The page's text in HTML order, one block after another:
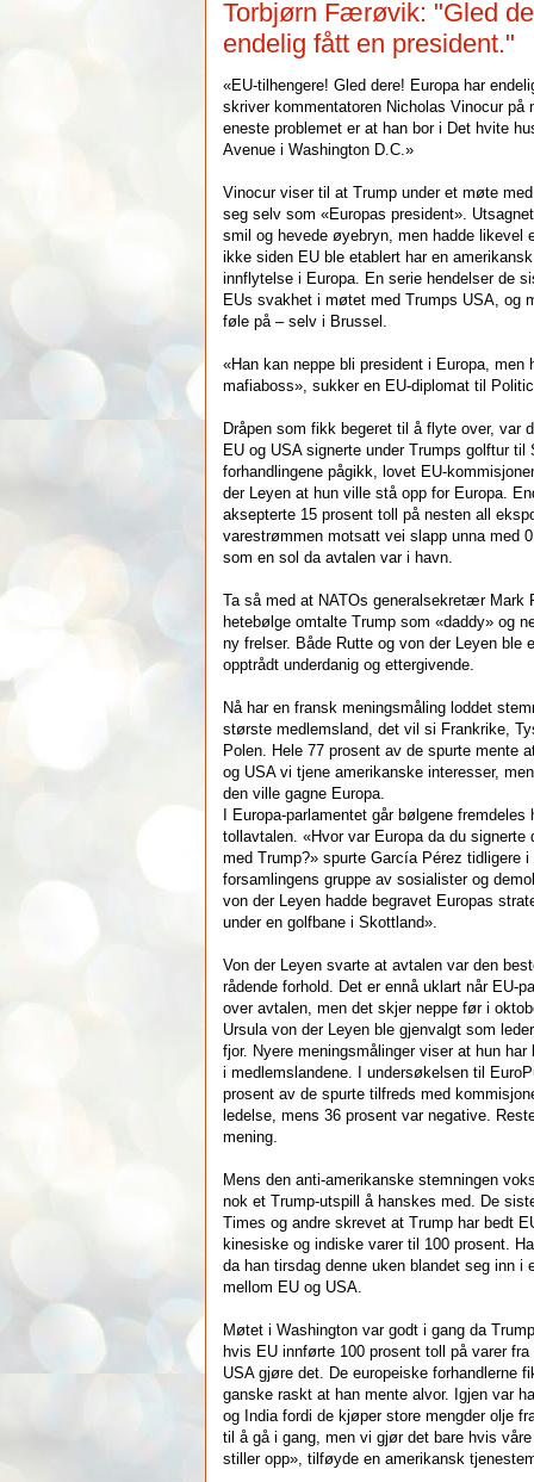
Torbjørn Færøvik: "Gled
endelig fått en president."
«EU-tilhengere! Gled dere! Europa har
skriver kommentatoren Nicholas Vinocur på
eneste problemet er at han bor i Det hvite
Avenue i Washington D.C.»
Vinocur viser til at Trump under et møte
seg selv som «Europas president».
smil og hevede øyebryn, men hadde likevel
ikke siden EU ble etablert har en
innflytelse i Europa. En serie hendelser de
EUs svakhet i møtet med Trumps USA, og
føle på – selv i Brussel.
«Han kan neppe bli president i Europa, men
mafiaboss», sukker en EU-diplomat til
Dråpen som fikk begeret til å flyte over, var
EU og USA signerte under Trumps golftur
forhandlingene pågikk, lovet EU-
der Leyen at hun ville stå opp for Europa.
aksepterte 15 prosent toll på nesten all
varestrømmen motsatt vei slapp unna med
som en sol da avtalen var i havn.
Ta så med at NATOs generalsekretær Mark
hetebølge omtalte Trump som «daddy» og
ny frelser. Både Rutte og von der Leyen ble
opptrådt underdanig og ettergivende.
Nå har en fransk meningsmåling loddet
største medlemsland, det vil si Frankrike,
Polen. Hele 77 prosent av de spurte mente
og USA vi tjene amerikanske interesser,
den ville gagne Europa.
I Europa-parlamentet går bølgene
tollavtalen. «Hvor var Europa da du signerte
med Trump?» spurte García Pérez tidligere
forsamlingens gruppe av sosialister og
von der Leyen hadde begravet Europas
under en golfbane i Skottland».
Von der Leyen svarte at avtalen var den
rådende forhold. Det er ennå uklart når EU-
over avtalen, men det skjer neppe før i
Ursula von der Leyen ble gjenvalgt som
fjor. Nyere meningsmålinger viser at hun har
i medlemslandene. I undersøkelsen til
prosent av de spurte tilfreds med
ledelse, mens 36 prosent var negative.
mening.
Mens den anti-amerikanske stemningen
nok et Trump-utspill å hanskes med. De
Times og andre skrevet at Trump har bedt
kinesiske og indiske varer til 100 prosent.
da han tirsdag denne uken blandet seg inn i
mellom EU og USA.
Møtet i Washington var godt i gang da
hvis EU innførte 100 prosent toll på varer
USA gjøre det. De europeiske forhandlerne
ganske raskt at han mente alvor. Igjen var
og India fordi de kjøper store mengder olje
til å gå i gang, men vi gjør det bare hvis
stiller opp», tilføyde en amerikansk